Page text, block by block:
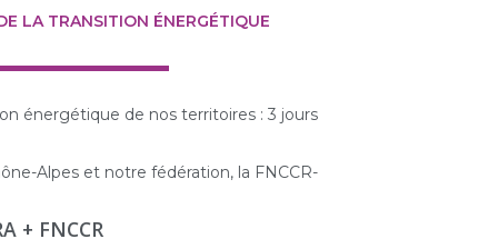
LA TRANSITION ÉNERGÉTIQUE
énergétique de nos territoires : 3 jours
Alpes et notre fédération, la FNCCR-
+ FNCCR